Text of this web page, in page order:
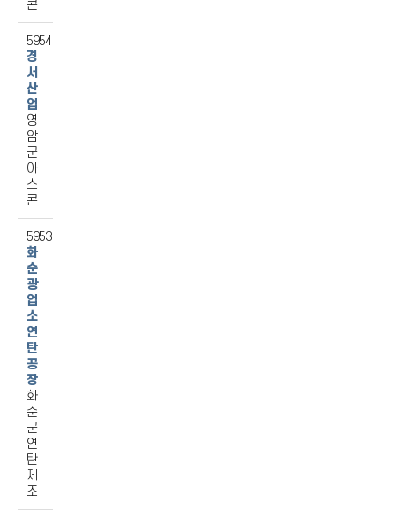
콘
5954
경
서
산
업
영
암
군
아
스
콘
5953
화
순
광
업
소
연
탄
공
장
화
순
군
연
탄
제
조